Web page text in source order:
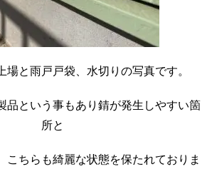
場と雨戸戸袋、水切りの写真です。
品という事もあり錆が発生しやすい箇
所と
こちらも綺麗な状態を保たれておりま